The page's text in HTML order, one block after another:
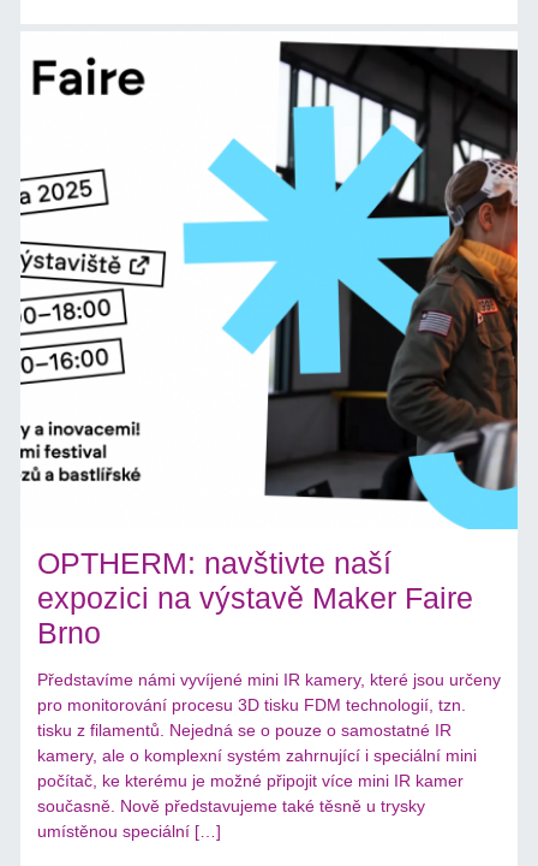
OPTHERM: navštivte naší
expozici na výstavě Maker Faire
Brno
Představíme námi vyvíjené mini IR kamery, které jsou určeny
pro monitorování procesu 3D tisku FDM technologií, tzn.
tisku z filamentů. Nejedná se o pouze o samostatné IR
kamery, ale o komplexní systém zahrnující i speciální mini
počítač, ke kterému je možné připojit více mini IR kamer
současně. Nově představujeme také těsně u trysky
umístěnou speciální […]